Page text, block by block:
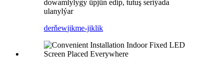
dowamlylygy üpjün edip, tutuş seriýada
ulanylýar
derňewjikme-jiklik